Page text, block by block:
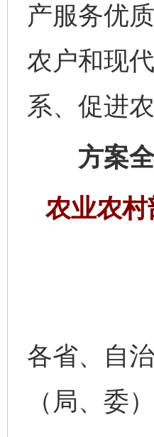
产服务优
农户和现
系、促进
方案全
农业农
各省、自
（局、委